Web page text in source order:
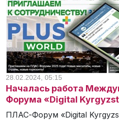
28.02.2024, 05:15
Началась работа
Форума «Digital
ПЛАС-Форум «Digital